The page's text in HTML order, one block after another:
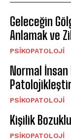
Geleceğin
Anlamak ve
PSIKOPATOLOJI
Normal
PSIKOPATOLOJI
Kişilik
PSIKOPATOLOJI